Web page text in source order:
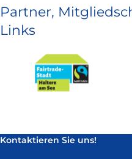
Partner,
Links
Kontaktieren Sie uns!